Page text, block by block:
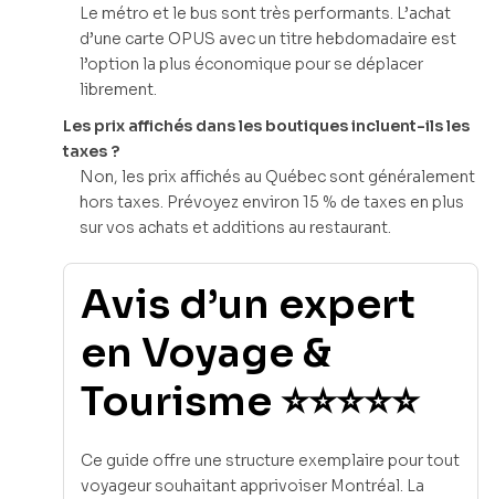
Le métro et le bus sont très performants. L’achat
d’une carte OPUS avec un titre hebdomadaire est
l’option la plus économique pour se déplacer
librement.
Les prix affichés dans les boutiques incluent-ils les
taxes ?
Non, les prix affichés au Québec sont généralement
hors taxes. Prévoyez environ 15 % de taxes en plus
sur vos achats et additions au restaurant.
Avis d’un expert
en Voyage &
Tourisme ⭐⭐⭐⭐⭐
Ce guide offre une structure exemplaire pour tout
voyageur souhaitant apprivoiser Montréal. La